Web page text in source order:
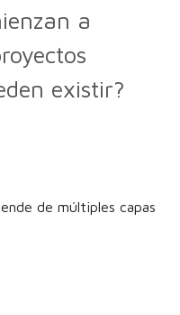
a
existir?
de múltiples capas